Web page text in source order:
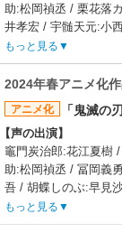
助:松岡禎丞 / 栗花落
井孝宏 / 宇髄天元:小
甘露寺蜜璃:花澤香菜
冥:杉田智
あらすじ】
鬼となった妹・禰豆
竈門炭治郎。入隊後
戦い、成長しながら
高位の剣士である《
制作会社】
ufotable
スタッフ情報】
原作:吾峠呼世晴（集
もっと見る
2024年春アニメ化
アニメ化 「鬼滅の
声の出演】
竈門炭治郎:花江夏樹
助:松岡禎丞 / 冨岡義
吾 / 胡蝶しのぶ:早見
死川実弥:関智一 / 悲
制作会社】
もっと見る